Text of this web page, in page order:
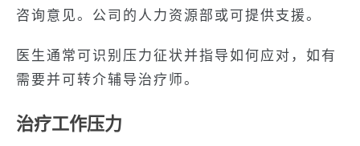
咨询意见。公司的人力资源部或可提供支援。
医生通常可识别压力征状并指导如何应对，如有
需要并可转介辅导治疗师。
治疗工作压力